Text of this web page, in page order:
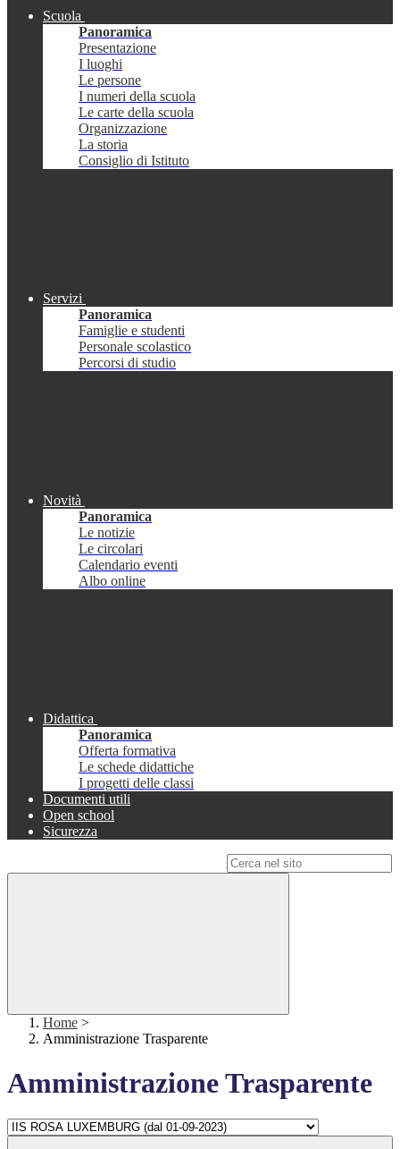
Scuola
Panoramica
Presentazione
I luoghi
Le persone
I numeri della scuola
Le carte della scuola
Organizzazione
La storia
Consiglio di Istituto
Servizi
Panoramica
Famiglie e studenti
Personale scolastico
Percorsi di studio
Novità
Panoramica
Le notizie
Le circolari
Calendario eventi
Albo online
Didattica
Panoramica
Offerta formativa
Le schede didattiche
I progetti delle classi
Documenti utili
Open school
Sicurezza
Home >
Amministrazione Trasparente
Amministrazione Trasparente